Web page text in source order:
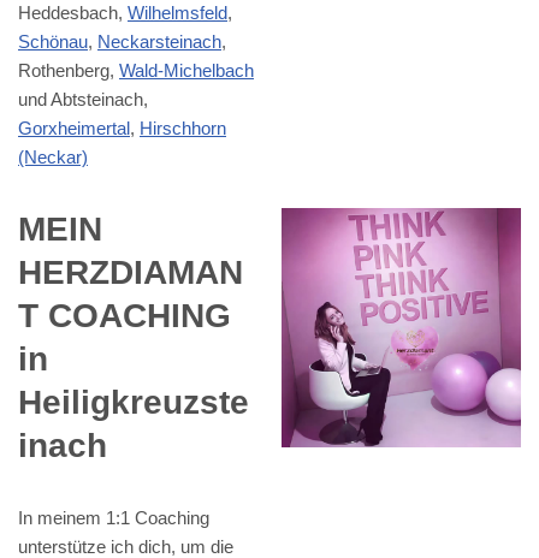
Heddesbach, Wilhelmsfeld,
Schönau, Neckarsteinach,
Rothenberg, Wald-Michelbach
und Abtsteinach,
Gorxheimertal, Hirschhorn
(Neckar)
MEIN
HERZDIAMAN
T COACHING
in
Heiligkreuzste
inach
In meinem 1:1 Coaching
unterstütze ich dich, um die